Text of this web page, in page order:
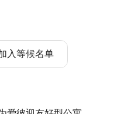
入等候名单